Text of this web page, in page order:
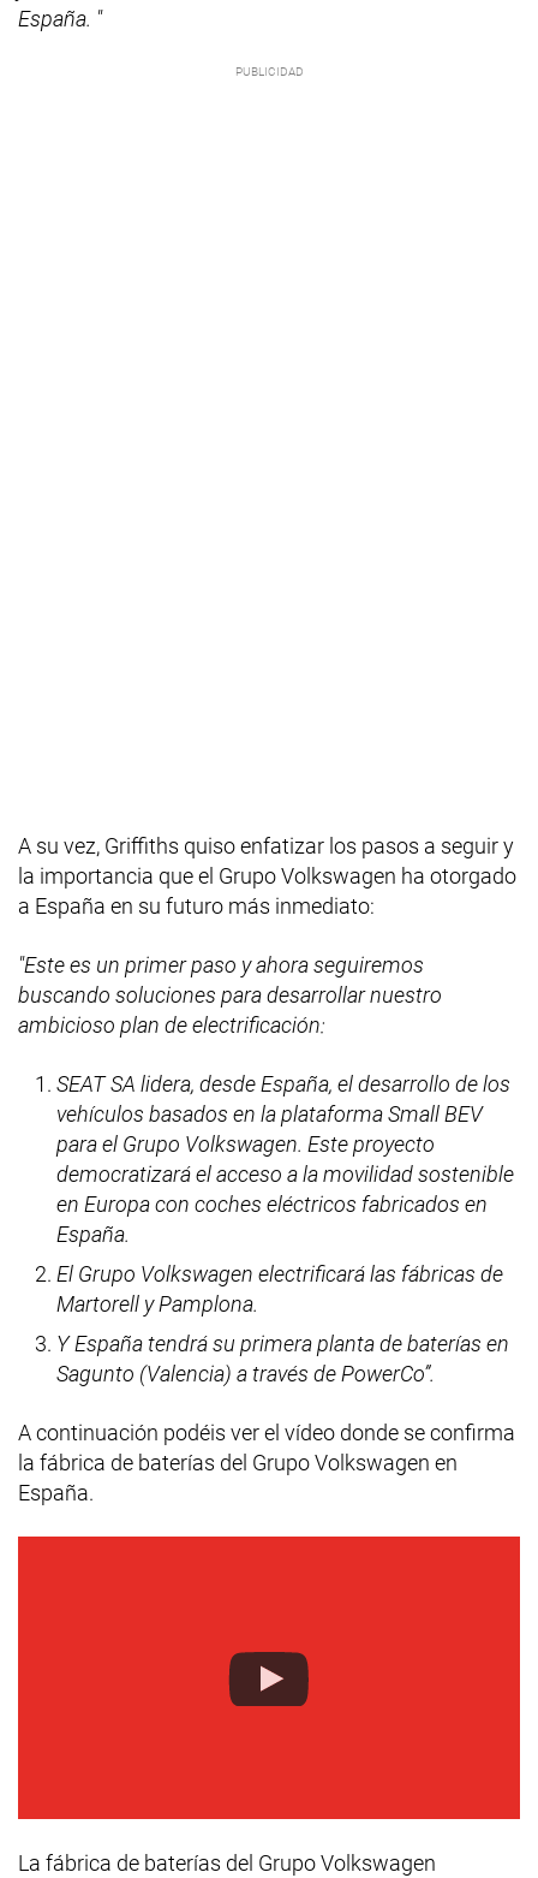
España. "
A su vez, Griffiths quiso enfatizar los pasos a seguir y
la importancia que el Grupo Volkswagen ha otorgado
a España en su futuro más inmediato:
"Este es un primer paso y ahora seguiremos
buscando soluciones para desarrollar nuestro
ambicioso plan de electrificación:
SEAT SA lidera, desde España, el desarrollo de los
vehículos basados ​​en la plataforma Small BEV
para el Grupo Volkswagen. Este proyecto
democratizará el acceso a la movilidad sostenible
en Europa con coches eléctricos fabricados en
España.
El Grupo Volkswagen electrificará las fábricas de
Martorell y Pamplona.
Y España tendrá su primera planta de baterías en
Sagunto (Valencia) a través de PowerCo”.
A continuación podéis ver el vídeo donde se confirma
la fábrica de baterías del Grupo Volkswagen en
España.
La fábrica de baterías del Grupo Volkswagen